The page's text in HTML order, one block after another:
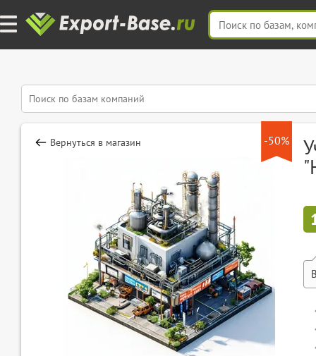
-50%
Вернуться в магазин